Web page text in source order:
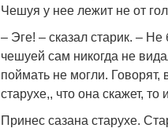
Чешуя у нее лежит не от
– Эге! – сказал старик. –
чешуей сам никогда не
поймать не могли.
старухе,, что она скажет, то
Принес сазана старухе.